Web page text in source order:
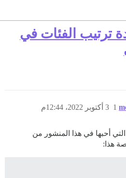
ترتيب الفئات في
3 أكتوبر 2022، 12:44م 1
أحبها في هذا المنشور من
هذا: